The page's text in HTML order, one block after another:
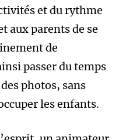
et du rythme
aux parents de se
de
passer du temps
photos, sans
les enfants.